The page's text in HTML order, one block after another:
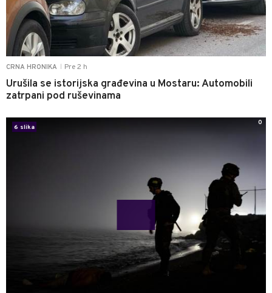
CRNA HRONIKA Pre 2 h
Urušila se istorijska građevina u Mostaru: Automobili
zatrpani pod ruševinama
6 slika
0